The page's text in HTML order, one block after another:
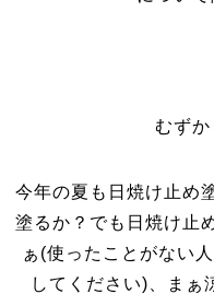
むずか
今年の夏も日焼け止め
塗るか？でも日焼け止
ぁ(使ったことがない
してください)、まぁ